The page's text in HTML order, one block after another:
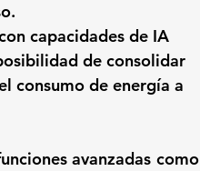
capacidades de IA
de consolidar
consumo de energía a
avanzadas como